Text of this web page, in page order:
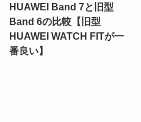
HUAWEI Band 7と旧型
Band 6の比較【旧型
HUAWEI WATCH FITが一
番良い】